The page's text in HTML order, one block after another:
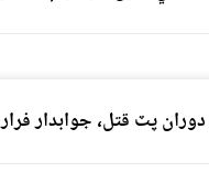
پٽ قتل، جوابدار فرار